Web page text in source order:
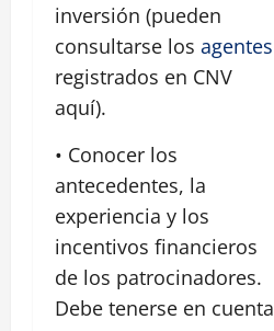
inversión (pueden
consultarse los agentes
registrados en CNV
aquí).
• Conocer los
antecedentes, la
experiencia y los
incentivos financieros
de los patrocinadores.
Debe tenerse en cuenta